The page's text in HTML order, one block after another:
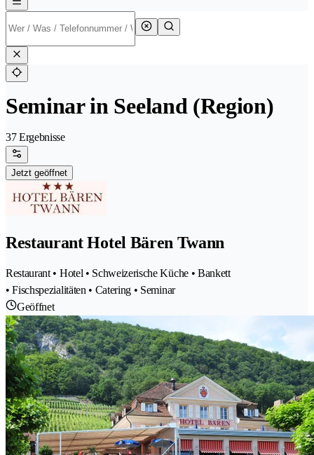
Seminar in Seeland (Region)
37 Ergebnisse
Jetzt geöffnet
Restaurant Hotel Bären Twann
Restaurant • Hotel • Schweizerische Küche • Bankett
• Fischspezialitäten • Catering • Seminar
Geöffnet